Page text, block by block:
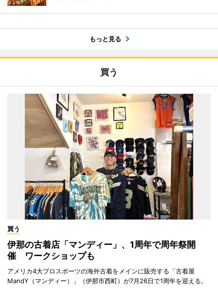
もっと見る
買う
買う
伊那の古着店「マンディー」、1周年で周年祭開
催 ワークショップも
アメリカ4大プロスポーツの海外古着をメインに販売する「古着屋
MandY（マンディー）」（伊那市西町）が7月26日で1周年を迎える。